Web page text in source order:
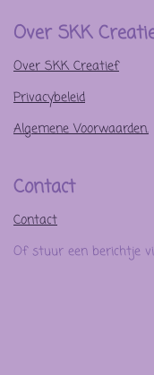
Over SKK
Over SKK Creatief
Privacybeleid
Algemene Voorwaarden.
Contact
Contact
Of stuur een berichtje